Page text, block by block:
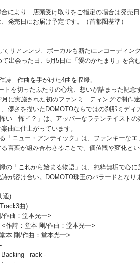
により、店頭受け取りをご指定の場合は発売日
発売日にお届け予定です。（首都圏基準）
リアレンジ、ボーカルも新たにレコーディン
出会った日、5月5日に「愛のかたまり」を含
詩、作曲を手がけた4曲を収録。
トを切ったふたりの心境、想いが詰まった記
に実施された初のファンミーティングで制作
儚さを描いたDOMOTOならではの刹那ミディ
い 怖イ？」は、アッパーなラテンテイスト
曲に仕上がっています。
「ニュー・アンティック」は、ファンキーなエ
言葉が組み合わさることで、価値観や変化と
の「これから始まる物語」は、純粋無垢で心
が溶け合い。DOMOTO珠玉のバラードとなり
通)
曲)
曲：堂本光一>
作詩：堂本 剛/作曲：堂本光一>
本 剛/作曲：堂本光一>
Track -